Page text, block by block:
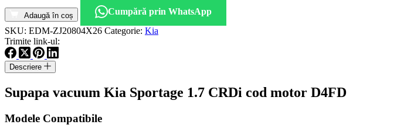
Supapa
vacuum
Kia
Sportage
1.7
CRDi
cod
D4FD
Adaugă în coș
Cumpără prin WhatsApp
SKU: EDM-ZJ20804X26 Categorie: Kia
Trimite link-ul:
Descriere
Supapa vacuum Kia Sportage 1.7 CRDi cod motor D4FD
Modele Compatibile